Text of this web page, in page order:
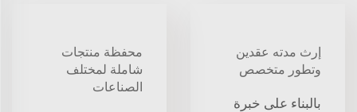
إرث مدته عقدين
وتطور متخصص
بالبناء على خبرة
محفظة منتجات
شاملة لمختلف
الصناعات